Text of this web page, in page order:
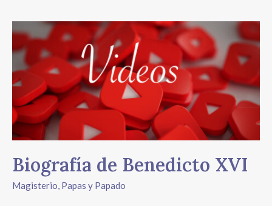
Biografía de Benedicto XVI
Magisterio, Papas y Papado
Biografía
Benedicto
XVI